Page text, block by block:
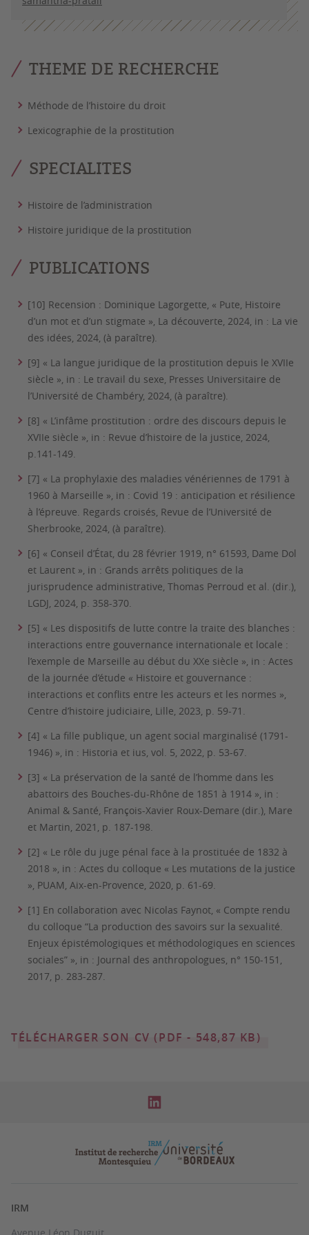
THEME DE RECHERCHE
Méthode de l’histoire du droit
Lexicographie de la prostitution
SPECIALITES
Histoire de l’administration
Histoire juridique de la prostitution
PUBLICATIONS
[10] Recension : Dominique Lagorgette, « Pute, Histoire
d’un mot et d’un stigmate », La découverte, 2024, in : La vie
des idées, 2024, (à paraître).
[9] « La langue juridique de la prostitution depuis le XVIIe
siècle », in : Le travail du sexe, Presses Universitaire de
l’Université de Chambéry, 2024, (à paraître).
[8] « L’infâme prostitution : ordre des discours depuis le
XVIIe siècle », in : Revue d’histoire de la justice, 2024,
p.141-149.
[7] « La prophylaxie des maladies vénériennes de 1791 à
1960 à Marseille », in : Covid 19 : anticipation et résilience
à l’épreuve. Regards croisés, Revue de l’Université de
Sherbrooke, 2024, (à paraître).
[6] « Conseil d’État, du 28 février 1919, n° 61593, Dame Dol
et Laurent », in : Grands arrêts politiques de la
jurisprudence administrative, Thomas Perroud et al. (dir.),
LGDJ, 2024, p. 358-370.
[5] « Les dispositifs de lutte contre la traite des blanches :
interactions entre gouvernance internationale et locale :
l’exemple de Marseille au début du XXe siècle », in : Actes
de la journée d’étude « Histoire et gouvernance :
interactions et conflits entre les acteurs et les normes »,
Centre d’histoire judiciaire, Lille, 2023, p. 59-71.
[4] « La fille publique, un agent social marginalisé (1791-
1946) », in : Historia et ius, vol. 5, 2022, p. 53-67.
[3] « La préservation de la santé de l’homme dans les
abattoirs des Bouches-du-Rhône de 1851 à 1914 », in :
Animal & Santé, François-Xavier Roux-Demare (dir.), Mare
et Martin, 2021, p. 187-198.
[2] « Le rôle du juge pénal face à la prostituée de 1832 à
2018 », in : Actes du colloque « Les mutations de la justice
», PUAM, Aix-en-Provence, 2020, p. 61-69.
[1] En collaboration avec Nicolas Faynot, « Compte rendu
du colloque “La production des savoirs sur la sexualité.
Enjeux épistémologiques et méthodologiques en sciences
sociales” », in : Journal des anthropologues, n° 150-151,
2017, p. 283-287.
TÉLÉCHARGER SON CV (PDF - 548,87 KB)
IRM